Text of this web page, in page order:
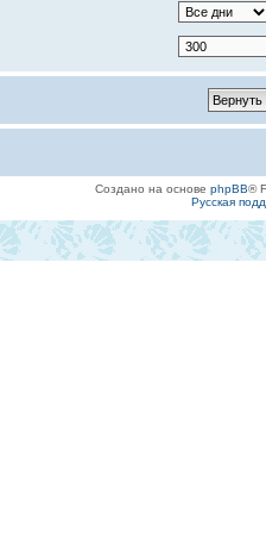
Создано на основе phpBB®
Русская